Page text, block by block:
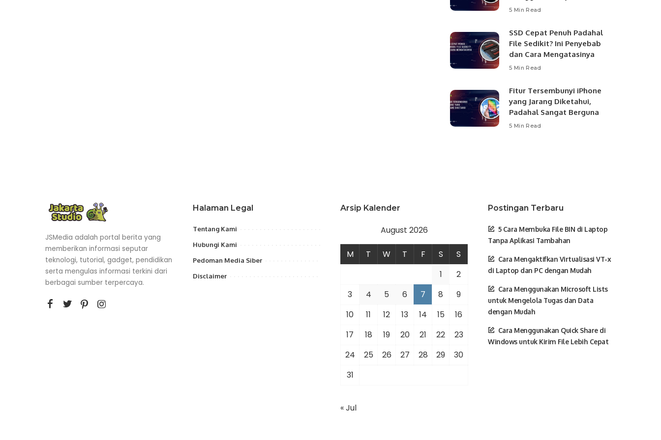
5 Min Read
SSD Cepat Penuh Padahal
File Sedikit? Ini Penyebab
dan Cara Mengatasinya
5 Min Read
Fitur Tersembunyi iPhone
yang Jarang Diketahui,
Padahal Sangat Berguna
5 Min Read
JSMedia adalah portal berita yang
memberikan informasi seputar
teknologi, tutorial, gadget, pendidikan
serta mengulas informasi terkini dari
berbagai sumber terpercaya.
Halaman Legal
Tentang Kami
Hubungi Kami
Pedoman Media Siber
Disclaimer
Arsip Kalender
August 2026
M T W T F S
S
1
2
3
4 5 6 7 8
9
10
11 12 13 14 15
16
17
18 19 20 21 22
23
24
25 26 27 28 29
30
31
« Jul
Postingan Terbaru
5 Cara Membuka File BIN di Laptop
Tanpa Aplikasi Tambahan
Cara Mengaktifkan Virtualisasi VT-x
di Laptop dan PC dengan Mudah
Cara Menggunakan Microsoft Lists
untuk Mengelola Tugas dan Data
dengan Mudah
Cara Menggunakan Quick Share di
Windows untuk Kirim File Lebih Cepat